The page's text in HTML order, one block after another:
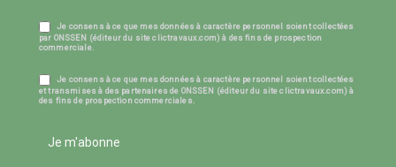
Je consens à ce que mes données à caractère personnel soient collectées
par ONSSEN (éditeur du site clictravaux.com) à des fins de prospection
commerciale.
Je consens à ce que mes données à caractère personnel soient collectées
et transmises à des partenaires de ONSSEN (éditeur du site clictravaux.com) à
des fins de prospection commerciales.
Je m'abonne